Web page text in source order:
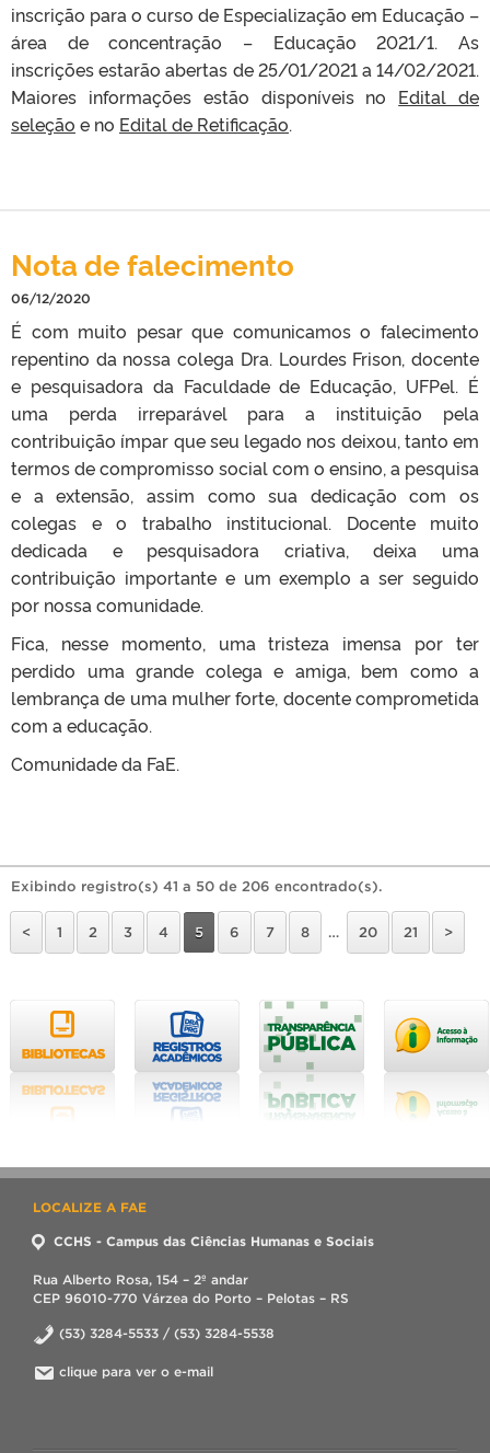
inscrição para o curso de Especialização em Educação –
área de concentração – Educação 2021/1. As
inscrições estarão abertas de 25/01/2021 a 14/02/2021.
Maiores informações estão disponíveis no Edital de
seleção e no Edital de Retificação.
Nota de falecimento
06/12/2020
É com muito pesar que comunicamos o falecimento
repentino da nossa colega Dra. Lourdes Frison, docente
e pesquisadora da Faculdade de Educação, UFPel. É
uma perda irreparável para a instituição pela
contribuição ímpar que seu legado nos deixou, tanto em
termos de compromisso social com o ensino, a pesquisa
e a extensão, assim como sua dedicação com os
colegas e o trabalho institucional. Docente muito
dedicada e pesquisadora criativa, deixa uma
contribuição importante e um exemplo a ser seguido
por nossa comunidade.
Fica, nesse momento, uma tristeza imensa por ter
perdido uma grande colega e amiga, bem como a
lembrança de uma mulher forte, docente comprometida
com a educação.
Comunidade da FaE.
Exibindo registro(s) 41 a 50 de 206 encontrado(s).
< 1 2 3 4 5 6 7 8 … 20 21 >
LOCALIZE A FAE
CCHS - Campus das Ciências Humanas e Sociais
Rua Alberto Rosa, 154 – 2º andar
CEP 96010-770 Várzea do Porto – Pelotas – RS
(53) 3284-5533 / (53) 3284-5538
clique para ver o e-mail